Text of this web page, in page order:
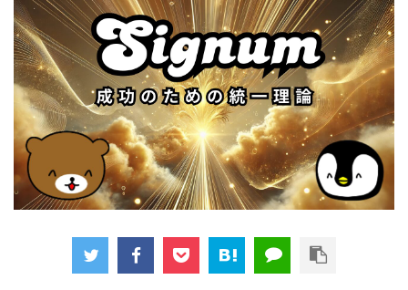
ぺんたか
「ありがとう」って言うコトは、
「オレって恵まれてるよなぁ」と
と。
ぺんたか
意識して感謝するってコトに、わ
ざとらしさを感じるヒトはいるか
もね。
コンドーさん
んー、でもね。
ぺんたか
色んなヒトが、それぞれの受け持
ち分の役割をちゃんと果たしてい
るから、ヒトってぇのは豊かに暮
らしているんやな。
ボクらのエサも、そんなヒトたち
から得られますの。
「自分が無力であるこ
と」を自らに証明すること
ぺんたか
感謝ってば、ジコチューにもオス